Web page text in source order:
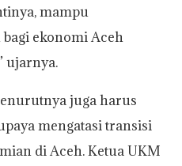
mampu
ekonomi Aceh
ujarnya.
juga harus
mengatasi transisi
di Aceh. Ketua UKM